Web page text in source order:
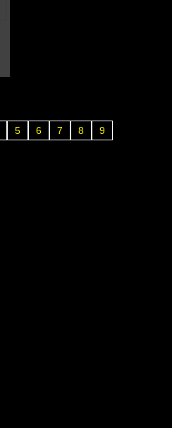
5 6 7 8
9